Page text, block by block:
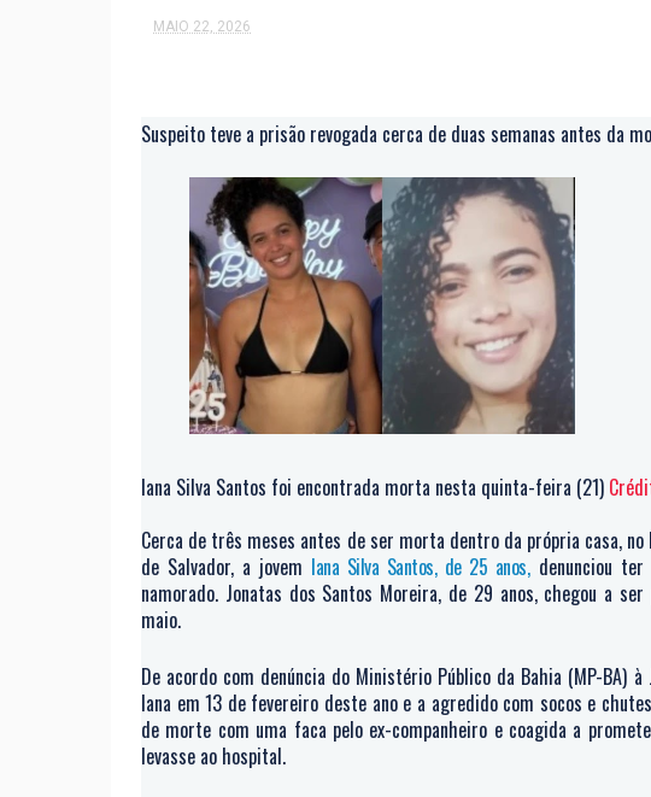
MAIO 22, 2026
Suspeito teve a prisão revogada cerca de duas semanas antes da
Iana Silva Santos foi encontrada morta nesta quinta-feira (21)
Cerca de três meses antes de ser morta dentro da própria casa,
de Salvador, a jovem Iana Silva Santos, de 25 anos,denunciou ter
namorado. Jonatas dos Santos Moreira, de 29 anos, chegou a
maio.
De acordo com denúncia do Ministério Público da Bahia (MP-BA)
Iana em 13 de fevereiro deste ano e a agredido com socos e
de morte com uma faca pelo ex-companheiro e coagida a
levasse ao hospital.